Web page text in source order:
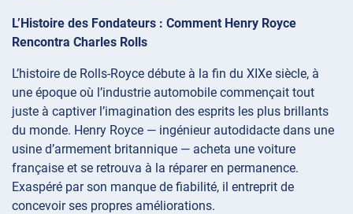
L’Histoire des Fondateurs : Comment Henry Royce
Rencontra Charles Rolls
L’histoire de Rolls-Royce débute à la fin du XIXe siècle, à
une époque où l’industrie automobile commençait tout
juste à captiver l’imagination des esprits les plus brillants
du monde. Henry Royce — ingénieur autodidacte dans une
usine d’armement britannique — acheta une voiture
française et se retrouva à la réparer en permanence.
Exaspéré par son manque de fiabilité, il entreprit de
concevoir ses propres améliorations.